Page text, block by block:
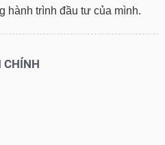
hành trình đầu tư của mình.
CHÍNH